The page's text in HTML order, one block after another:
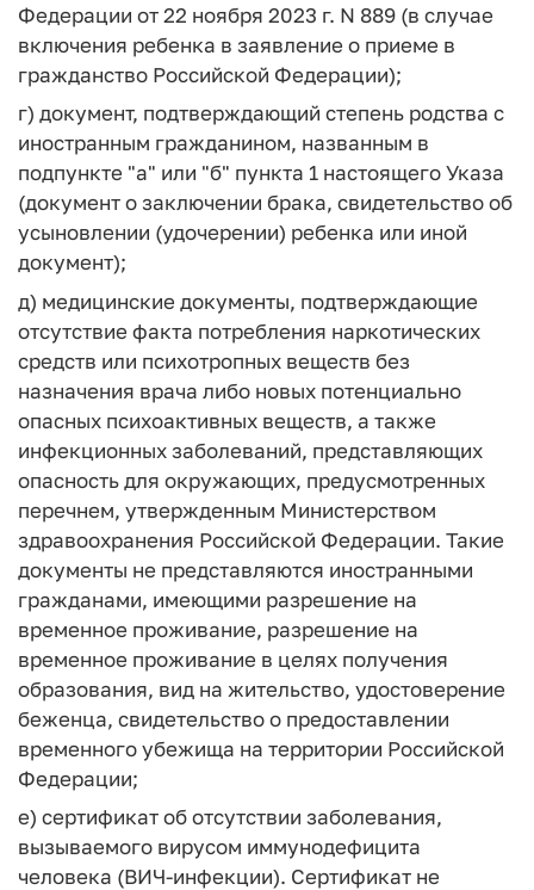
Федерации от 22 ноября 2023 г. N 889 (в случае
включения ребенка в заявление о приеме в
гражданство Российской Федерации);
г) документ, подтверждающий степень родства с
иностранным гражданином, названным в
подпункте "а" или "б" пункта 1 настоящего Указа
(документ о заключении брака, свидетельство об
усыновлении (удочерении) ребенка или иной
документ);
д) медицинские документы, подтверждающие
отсутствие факта потребления наркотических
средств или психотропных веществ без
назначения врача либо новых потенциально
опасных психоактивных веществ, а также
инфекционных заболеваний, представляющих
опасность для окружающих, предусмотренных
перечнем, утвержденным Министерством
здравоохранения Российской Федерации. Такие
документы не представляются иностранными
гражданами, имеющими разрешение на
временное проживание, разрешение на
временное проживание в целях получения
образования, вид на жительство, удостоверение
беженца, свидетельство о предоставлении
временного убежища на территории Российской
Федерации;
е) сертификат об отсутствии заболевания,
вызываемого вирусом иммунодефицита
человека (ВИЧ-инфекции). Сертификат не